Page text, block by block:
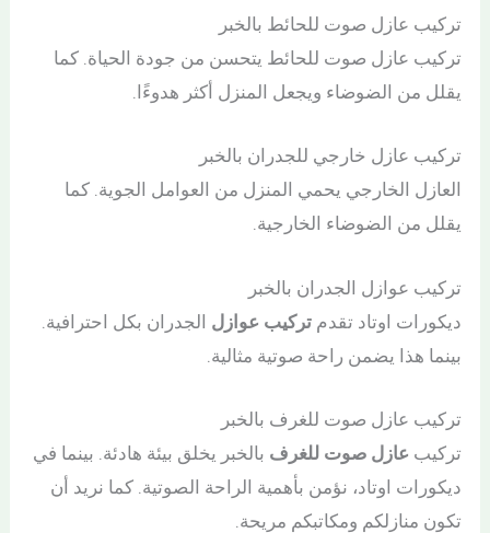
تركيب عازل صوت للحائط بالخبر
تركيب عازل صوت للحائط يتحسن من جودة الحياة. كما
يقلل من الضوضاء ويجعل المنزل أكثر هدوءًا.
تركيب عازل خارجي للجدران بالخبر
العازل الخارجي يحمي المنزل من العوامل الجوية. كما
يقلل من الضوضاء الخارجية.
تركيب عوازل الجدران بالخبر
ديكورات اوتاد تقدمتركيب عوازل الجدران بكل احترافية.
بينما هذا يضمن راحة صوتية مثالية.
تركيب عازل صوت للغرف بالخبر
تركيب عازل صوت للغرف بالخبر يخلق بيئة هادئة. بينما في
ديكورات اوتاد، نؤمن بأهمية الراحة الصوتية. كما نريد أن
تكون منازلكم ومكاتبكم مريحة.